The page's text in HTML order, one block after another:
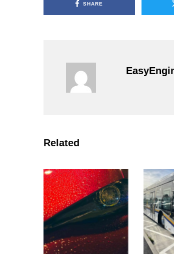
SHARE
Related